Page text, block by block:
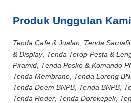
Produk Unggulan
Tenda Cafe & Jualan Tenda
& Display, Tenda Terop Pesta &
Piramid Tenda Posko & Komando
Tenda Membrane Tenda Lorong
Tenda Doem BNPB Tenda BNPB
Tenda Roder Tenda Dorokepek,